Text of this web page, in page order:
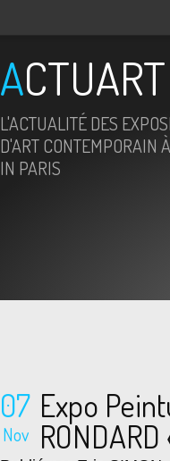
L'ACTUALITÉ DES
D'ART CONTEMPORAIN
IN PARIS
07
Nov
Expo